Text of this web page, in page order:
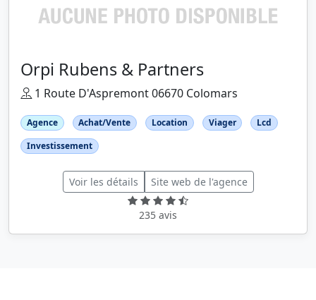
Orpi Rubens & Partners
1 Route D'Aspremont 06670 Colomars
Agence Achat/Vente Location Viager
Lcd
Investissement
Voir les détails Site web de l'agence
235 avis